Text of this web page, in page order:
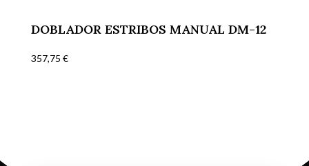
DOBLADOR ESTRIBOS MANUAL DM-12
357,75 €